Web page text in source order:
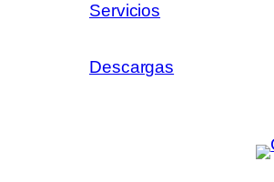
Servicios
Descargas